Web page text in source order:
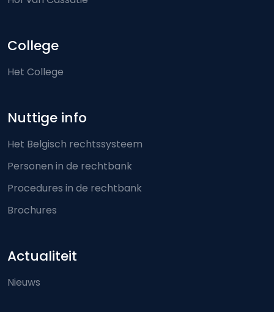
College
Het College
Nuttige info
Het Belgisch rechtssysteem
Personen in de rechtbank
Procedures in de rechtbank
Brochures
Actualiteit
Nieuws